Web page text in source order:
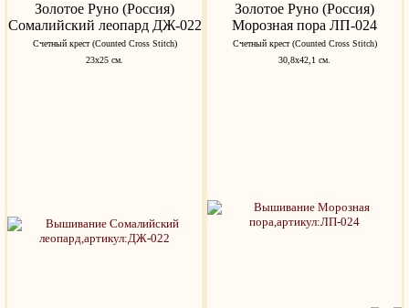
Золотое Руно (Россия)
Сомалийский леопард ДЖ-022
Счетный крест (Counted Cross Stitch)
23х25 см.
Золотое Руно (Россия)
Морозная пора ЛП-024
Счетный крест (Counted Cross Stitch)
30,8х42,1 см.